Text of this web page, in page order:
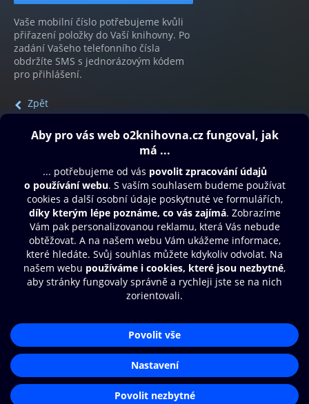
Vaše mobilní číslo potřebujeme kvůli
přiřazení položky do Vaší knihovny. Po
zadání Vašeho telefonního čísla
obdržíte SMS s jednorázovým kódem
pro přihlášení.
Zpět
Obsah ke stažení
Moje O2 Knihovna
Další zábava
© O2 Czech Republic a.s.
Přístupnost
Zásady zpracování osobních údajů
Nastavení cookies
Aplikace O2 Knihovna
Čti a poslouchej své e-knihy a
audioknihy rychleji a pohodlněji.